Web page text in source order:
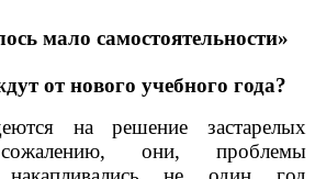
мало самостоятельности»
от нового учебного года?
на решение застарелых
они, проблемы